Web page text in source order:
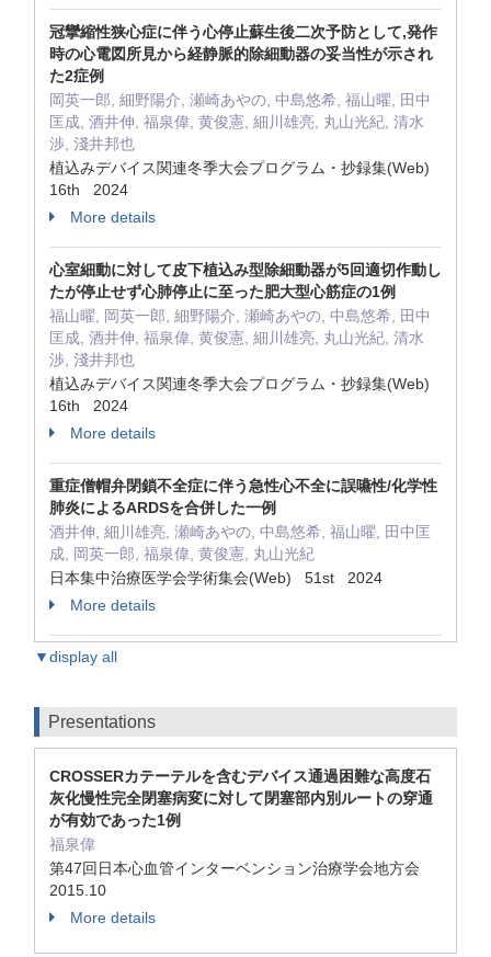
冠攣縮性狭心症に伴う心停止蘇生後二次予防として,発作
時の心電図所見から経静脈的除細動器の妥当性が示され
た2症例
岡英一郎, 細野陽介, 瀬崎あやの, 中島悠希, 福山曜, 田中
匡成, 酒井伸, 福泉偉, 黄俊憲, 細川雄亮, 丸山光紀, 清水
渉, 淺井邦也
植込みデバイス関連冬季大会プログラム・抄録集(Web)
16th 2024
More details
心室細動に対して皮下植込み型除細動器が5回適切作動し
たが停止せず心肺停止に至った肥大型心筋症の1例
福山曜, 岡英一郎, 細野陽介, 瀬崎あやの, 中島悠希, 田中
匡成, 酒井伸, 福泉偉, 黄俊憲, 細川雄亮, 丸山光紀, 清水
渉, 淺井邦也
植込みデバイス関連冬季大会プログラム・抄録集(Web)
16th 2024
More details
重症僧帽弁閉鎖不全症に伴う急性心不全に誤嚥性/化学性
肺炎によるARDSを合併した一例
酒井伸, 細川雄亮, 瀬崎あやの, 中島悠希, 福山曜, 田中匡
成, 岡英一郎, 福泉偉, 黄俊憲, 丸山光紀
日本集中治療医学会学術集会(Web) 51st 2024
More details
▼display all
Presentations
CROSSERカテーテルを含むデバイス通過困難な高度石
灰化慢性完全閉塞病変に対して閉塞部内別ルートの穿通
が有効であった1例
福泉偉
第47回日本心血管インターベンション治療学会地方会
2015.10
More details